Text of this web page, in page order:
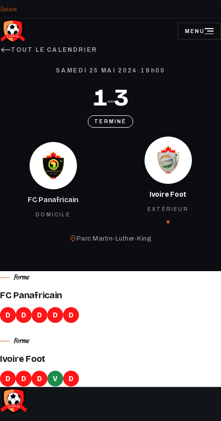
Saison
MENU
OUVRIR
LE
TOUT LE CALENDRIER
SAMEDI 25 MAI 2024 · 19h00
FC Panafricain
DOMICILE
1–3
TERMINÉ
Ivoire Foot
EXTÉRIEUR
Parc Martin-Luther-King
Forme
FC Panafricain
D D D D D
Forme
Ivoire Foot
D D D V D